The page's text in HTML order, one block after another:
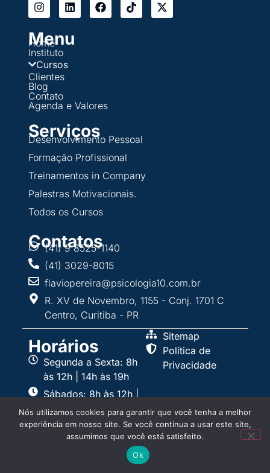
Menu
Home
Instituto
Cursos
Clientes
Blog
Contato
Agenda e Valores
Serviços
Desenvolvimento Pessoal
Formação Profissional
Treinamentos in Company
Palestras Motivacionais.
Todos os Cursos
Contatos
(41) 9 8525-1140
(41) 3029-8015
flaviopereira@psicologia10.com.br
R. XV de Novembro, 1155 - Conj. 1701 C
Centro, Curitiba - PR
Horários
Segunda a Sexta: 8h
às 12h | 14h às 19h
Sábados: 8h às 12h |
13h às 15h
Sitemap
Política de
Privacidade
Instituto Flávio Pereira ©2026 |
Nós utilizamos cookies para garantir que você tenha a melhor
experiência em nosso site. Se você continua a usar este site,
assumimos que você está satisfeito.
Ok